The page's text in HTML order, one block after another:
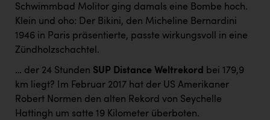
Schwimmbad Molitor ging damals eine Bombe hoch.
Klein und oho: Der Bikini, den Micheline Bernardini
1946 in Paris präsentierte, passte wirkungsvoll in eine
Zündholzschachtel.
… der 24 Stunden SUP Distance Weltrekord
bei 179,9
km liegt? Im Februar 2017 hat der US Amerikaner
Robert Normen den alten Rekord von Seychelle
Hattingh um satte 19 Kilometer überboten.